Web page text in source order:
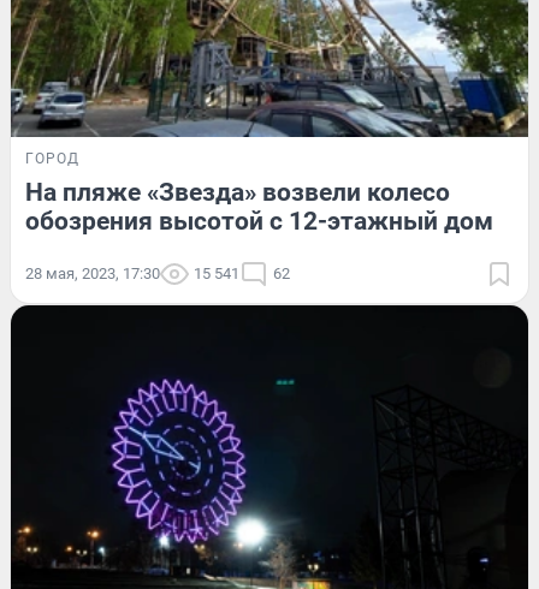
ГОРОД
На пляже «Звезда» возвели колесо
обозрения высотой с 12-этажный дом
28 мая, 2023, 17:30 15 541 62